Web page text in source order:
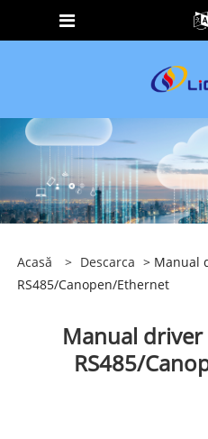
Acasă > Descarca > Manual
RS485/Canopen/Ethernet
Manual
RS485/